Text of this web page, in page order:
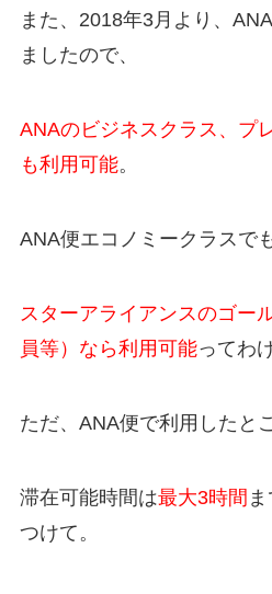
また、2018年3月より、
ましたので、
ANAのビジネスクラス、プ
も利用可能。
ANA便エコノミークラスでも
スターアライアンスのゴー
員等）なら利用可能ってわけ
ただ、ANA便で利用したと
滞在可能時間は最大3時間
つけて。